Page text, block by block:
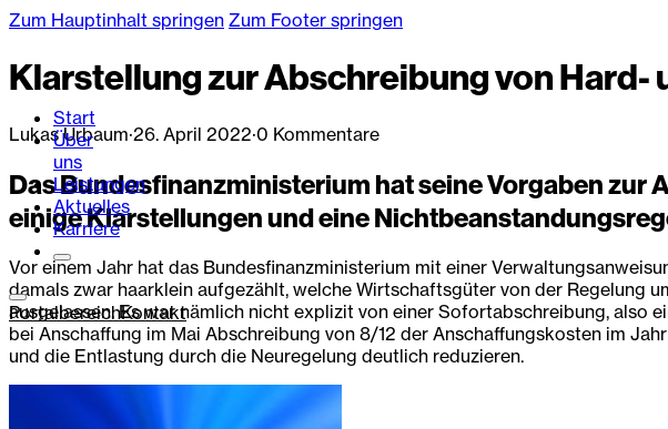
Zum Hauptinhalt springen Zum Footer springen
Start
Über
uns
Leistungen
Aktuelles
Karriere
PortalbereichKontakt
Klarstellung zur Abschreibung von Hard-
Lukas Urbaum·26. April 2022·0 Kommentare
Das Bundesfinanzministerium hat seine Vorgaben zur
einige Klarstellungen und eine
Vor einem Jahr hat das Bundesfinanzministerium mit einer
damals zwar haarklein aufgezählt, welche Wirtschaftsgüter von der Regelung
ausgelassen. Es war nämlich nicht explizit von einer Sofortabschreibung, also
bei Anschaffung im Mai Abschreibung von 8/12 der Anschaffungskosten im
und die Entlastung durch die Neuregelung deutlich reduzieren.